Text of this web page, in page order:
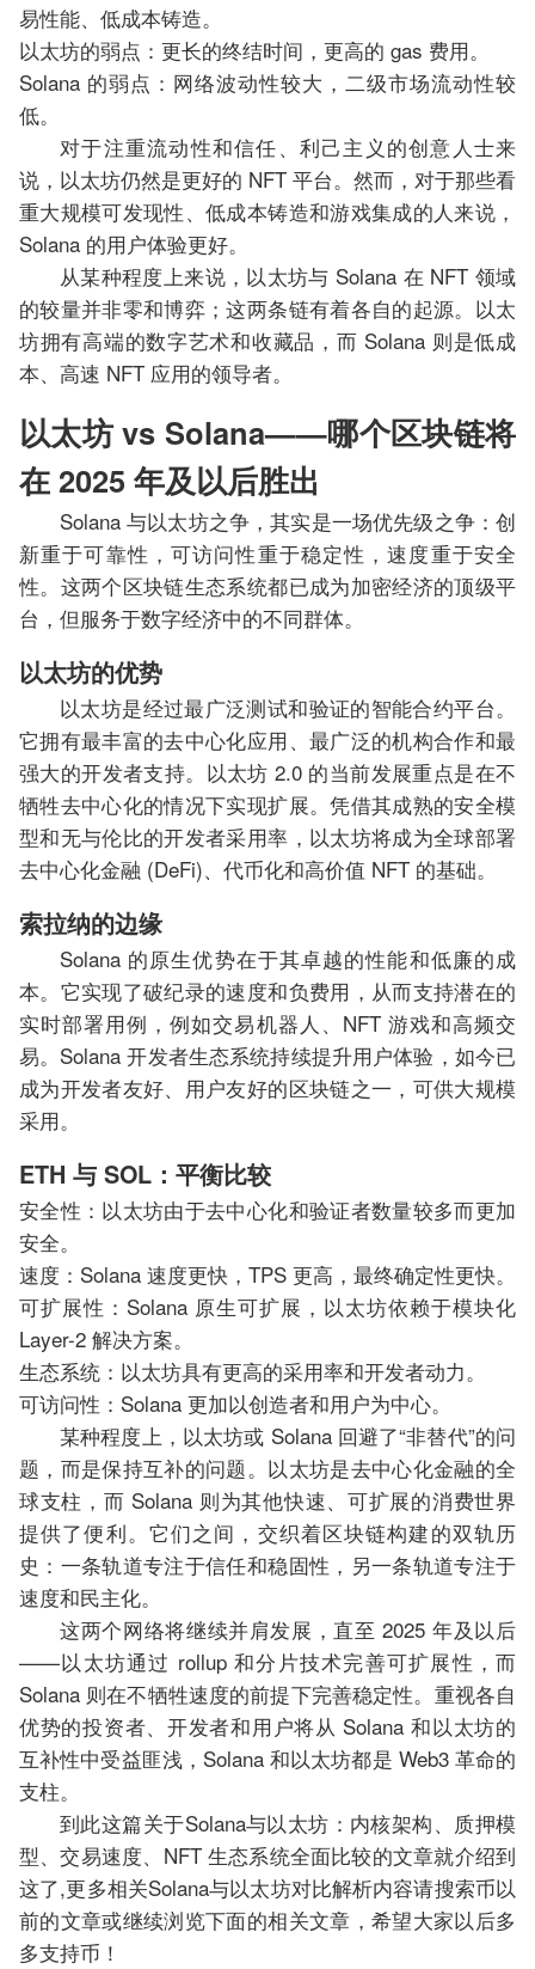
易性能、低成本铸造。
以太坊的弱点：更长的终结时间，更高的 gas 费用。
Solana 的弱点：网络波动性较大，二级市场流动性较
低。
对于注重流动性和信任、利己主义的创意人士来
说，以太坊仍然是更好的 NFT 平台。然而，对于那些看
重大规模可发现性、低成本铸造和游戏集成的人来说，
Solana 的用户体验更好。
从某种程度上来说，以太坊与 Solana 在 NFT 领域
的较量并非零和博弈；这两条链有着各自的起源。以太
坊拥有高端的数字艺术和收藏品，而 Solana 则是低成
本、高速 NFT 应用的领导者。
以太坊 vs Solana——哪个区块链将
在 2025 年及以后胜出
Solana 与以太坊之争，其实是一场优先级之争：创
新重于可靠性，可访问性重于稳定性，速度重于安全
性。这两个区块链生态系统都已成为加密经济的顶级平
台，但服务于数字经济中的不同群体。
以太坊的优势
以太坊是经过最广泛测试和验证的智能合约平台。
它拥有最丰富的去中心化应用、最广泛的机构合作和最
强大的开发者支持。以太坊 2.0 的当前发展重点是在不
牺牲去中心化的情况下实现扩展。凭借其成熟的安全模
型和无与伦比的开发者采用率，以太坊将成为全球部署
去中心化金融 (DeFi)、代币化和高价值 NFT 的基础。
索拉纳的边缘
Solana 的原生优势在于其卓越的性能和低廉的成
本。它实现了破纪录的速度和负费用，从而支持潜在的
实时部署用例，例如交易机器人、NFT 游戏和高频交
易。Solana 开发者生态系统持续提升用户体验，如今已
成为开发者友好、用户友好的区块链之一，可供大规模
采用。
ETH 与 SOL：平衡比较
安全性：以太坊由于去中心化和验证者数量较多而更加
安全。
速度：Solana 速度更快，TPS 更高，最终确定性更快。
可扩展性：Solana 原生可扩展，以太坊依赖于模块化
Layer-2 解决方案。
生态系统：以太坊具有更高的采用率和开发者动力。
可访问性：Solana 更加以创造者和用户为中心。
某种程度上，以太坊或 Solana 回避了“非替代”的问
题，而是保持互补的问题。以太坊是去中心化金融的全
球支柱，而 Solana 则为其他快速、可扩展的消费世界
提供了便利。它们之间，交织着区块链构建的双轨历
史：一条轨道专注于信任和稳固性，另一条轨道专注于
速度和民主化。
这两个网络将继续并肩发展，直至 2025 年及以后
——以太坊通过 rollup 和分片技术完善可扩展性，而
Solana 则在不牺牲速度的前提下完善稳定性。重视各自
优势的投资者、开发者和用户将从 Solana 和以太坊的
互补性中受益匪浅，Solana 和以太坊都是 Web3 革命的
支柱。
到此这篇关于Solana与以太坊：内核架构、质押模
型、交易速度、NFT 生态系统全面比较的文章就介绍到
这了,更多相关Solana与以太坊对比解析内容请搜索币以
前的文章或继续浏览下面的相关文章，希望大家以后多
多支持币！